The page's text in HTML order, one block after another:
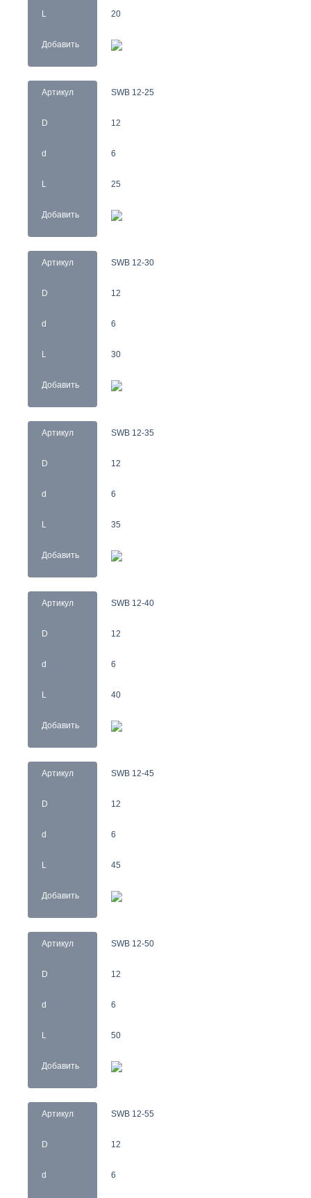
L
Добавить
20
Артикул
D
d
L
Добавить
SWB 12-25
12
6
25
Артикул
D
d
L
Добавить
SWB 12-30
12
6
30
Артикул
D
d
L
Добавить
SWB 12-35
12
6
35
Артикул
D
d
L
Добавить
SWB 12-40
12
6
40
Артикул
D
d
L
Добавить
SWB 12-45
12
6
45
Артикул
D
d
L
Добавить
SWB 12-50
12
6
50
Артикул
D
d
SWB 12-55
12
6